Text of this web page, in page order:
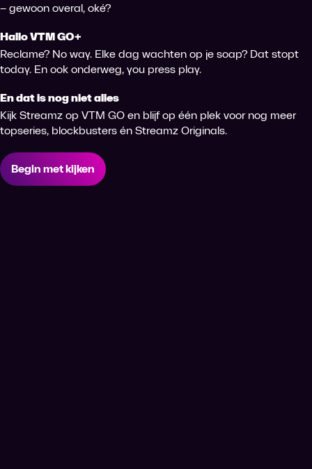
– gewoon overal, oké?
Hallo VTM GO+
Reclame? No way. Elke dag wachten op je soap? Dat stopt
today. En ook onderweg, you press play.
En dat is nog niet alles
Kijk Streamz op VTM GO en blijf op één plek voor nog meer
topseries, blockbusters én Streamz Originals.
Begin met kijken